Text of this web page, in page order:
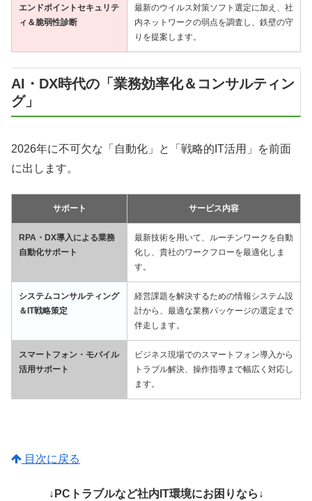
エンドポイントセキュリテ
ィ＆脆弱性診断
最新のウイルス対策ソフト選定に加え、社
内ネットワークの弱点を調査し、鉄壁の守
りを提案します。
AI・DX時代の「業務効率化＆コンサルティン
グ」
2026年に不可欠な「自動化」と「戦略的IT活用」を前面
に出します。
サポート サービス内容
RPA・DX導入による業務
自動化サポート
最新技術を用いて、ルーチンワークを自動
化し、貴社のワークフローを最適化しま
す。
システムコンサルティング
＆IT戦略策定
経営課題を解決するための情報システム設
計から、最適な業務パッケージの選定まで
伴走します。
スマートフォン・モバイル
活用サポート
ビジネス現場でのスマートフォン導入から
トラブル解決、操作指導まで幅広く対応し
ます。
目次に戻る
↓PCトラブルなど社内IT環境にお困りなら↓